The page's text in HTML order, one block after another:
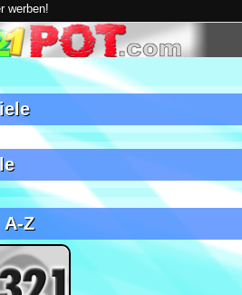
werben!
A-Z